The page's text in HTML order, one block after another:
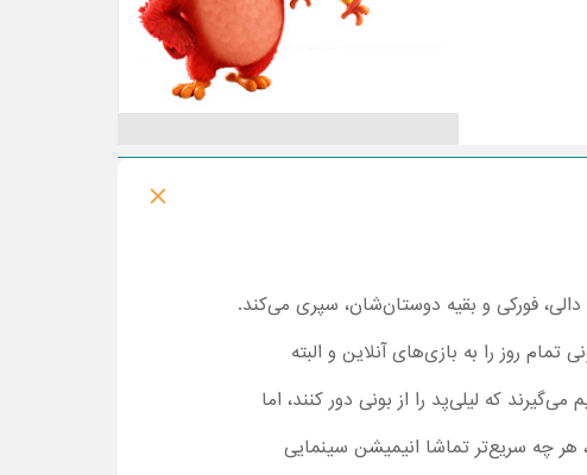
دالی، فورکی و بقیه دوستان‌شان، سپری می‌کند.
روز را به بازی‌های آنلاین و البته
که لیلی‌پد را از بونی دور کنند، اما
هر چه سریع‌تر تماشا انیمیشن سینمایی